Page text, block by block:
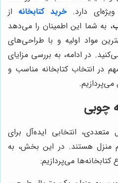
دارد. خرید کتابخانه از
، به شما این اطمینان را می‌دهد
مواد اولیه و با طراحی‌های
در ادامه، به بررسی مزایای
در انتخاب کتابخانه مناسب و
چوبی
متعددی، انتخابی ایده‌آل برای
منزل هستند. در این بخش، به
می‌پردازیم: